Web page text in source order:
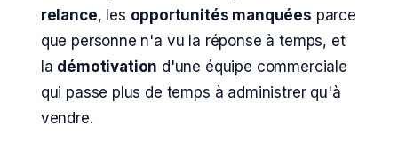
relance, les opportunités manquées parce
que personne n'a vu la réponse à temps, et
la démotivation d'une équipe commerciale
qui passe plus de temps à administrer qu'à
vendre.